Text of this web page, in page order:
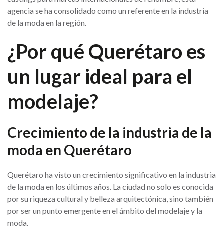
agencia se ha consolidado como un referente en la industria
de la moda en la región.
¿Por qué Querétaro es
un lugar ideal para el
modelaje?
Crecimiento de la industria de la
moda en Querétaro
Querétaro ha visto un crecimiento significativo en la industria
de la moda en los últimos años. La ciudad no solo es conocida
por su riqueza cultural y belleza arquitectónica, sino también
por ser un punto emergente en el ámbito del modelaje y la
moda.